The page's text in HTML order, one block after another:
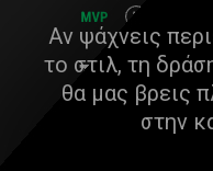
Αν ψάχνεις
το στιλ, τη
θα μας βρεις
στην